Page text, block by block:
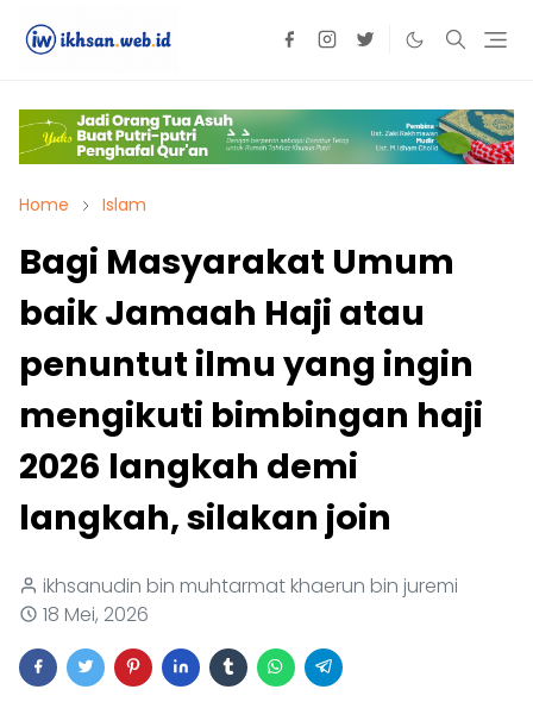
Home Islam
Bagi Masyarakat Umum
baik Jamaah Haji atau
penuntut ilmu yang ingin
mengikuti bimbingan haji
2026 langkah demi
langkah, silakan join
ikhsanudin bin muhtarmat khaerun bin juremi
18 Mei, 2026